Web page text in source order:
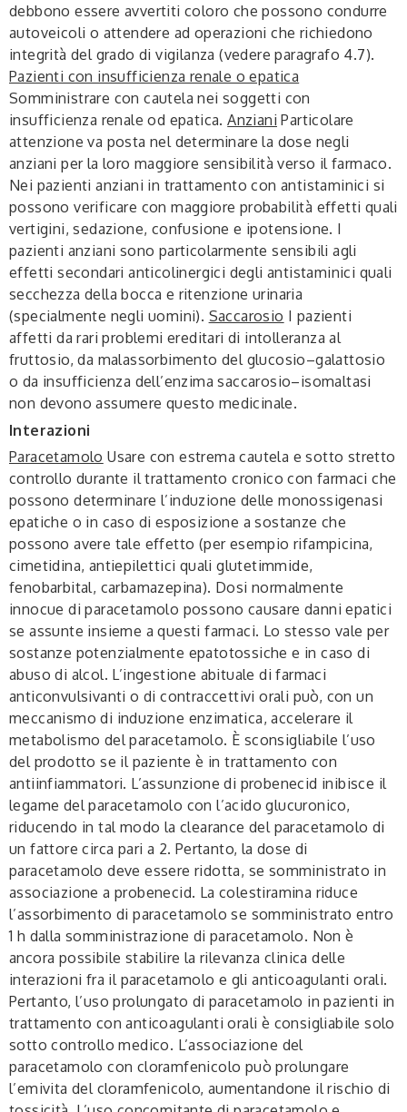
debbono essere avvertiti coloro che possono condurre
autoveicoli o attendere ad operazioni che richiedono
integrità del grado di vigilanza (vedere paragrafo 4.7).
Pazienti con insufficienza renale o epatica
Somministrare con cautela nei soggetti con
insufficienza renale od epatica.Anziani Particolare
attenzione va posta nel determinare la dose negli
anziani per la loro maggiore sensibilità verso il farmaco.
Nei pazienti anziani in trattamento con antistaminici si
possono verificare con maggiore probabilità effetti quali
vertigini, sedazione, confusione e ipotensione. I
pazienti anziani sono particolarmente sensibili agli
effetti secondari anticolinergici degli antistaminici quali
secchezza della bocca e ritenzione urinaria
(specialmente negli uomini). Saccarosio I pazienti
affetti da rari problemi ereditari di intolleranza al
fruttosio, da malassorbimento del glucosio–galattosio
o da insufficienza dell’enzima saccarosio–isomaltasi
non devono assumere questo medicinale.
Interazioni
Paracetamolo Usare con estrema cautela e sotto stretto
controllo durante il trattamento cronico con farmaci che
possono determinare l’induzione delle monossigenasi
epatiche o in caso di esposizione a sostanze che
possono avere tale effetto (per esempio rifampicina,
cimetidina, antiepilettici quali glutetimmide,
fenobarbital, carbamazepina). Dosi normalmente
innocue di paracetamolo possono causare danni epatici
se assunte insieme a questi farmaci. Lo stesso vale per
sostanze potenzialmente epatotossiche e in caso di
abuso di alcol. L’ingestione abituale di farmaci
anticonvulsivanti o di contraccettivi orali può, con un
meccanismo di induzione enzimatica, accelerare il
metabolismo del paracetamolo. È sconsigliabile l’uso
del prodotto se il paziente è in trattamento con
antiinfiammatori. L’assunzione di probenecid inibisce il
legame del paracetamolo con l’acido glucuronico,
riducendo in tal modo la clearance del paracetamolo di
un fattore circa pari a 2. Pertanto, la dose di
paracetamolo deve essere ridotta, se somministrato in
associazione a probenecid. La colestiramina riduce
l’assorbimento di paracetamolo se somministrato entro
1 h dalla somministrazione di paracetamolo. Non è
ancora possibile stabilire la rilevanza clinica delle
interazioni fra il paracetamolo e gli anticoagulanti orali.
Pertanto, l’uso prolungato di paracetamolo in pazienti in
trattamento con anticoagulanti orali è consigliabile solo
sotto controllo medico. L’associazione del
paracetamolo con cloramfenicolo può prolungare
l’emivita del cloramfenicolo, aumentandone il rischio di